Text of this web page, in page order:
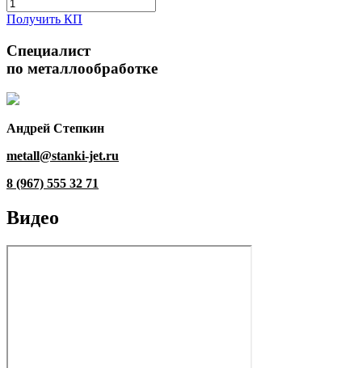
Получить КП
Специалист
по металлообработке
Андрей Степкин
metall@stanki-jet.ru
8 (967) 555 32 71
Видео